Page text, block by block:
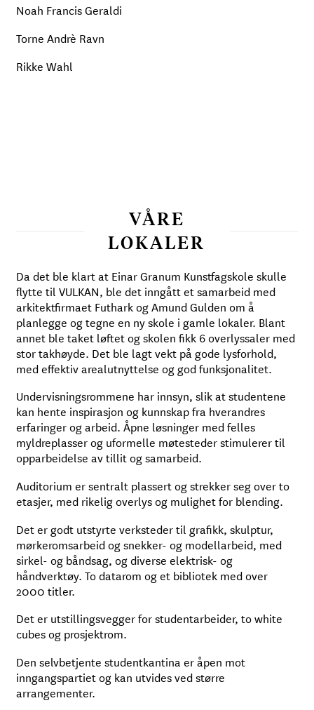
Noah Francis Geraldi
Torne Andrè Ravn
Rikke Wahl
VÅRE
LOKALER
Da det ble klart at Einar Granum Kunstfagskole skulle
flytte til VULKAN, ble det inngått et samarbeid med
arkitektfirmaet Futhark og Amund Gulden om å
planlegge og tegne en ny skole i gamle lokaler. Blant
annet ble taket løftet og skolen fikk 6 overlyssaler med
stor takhøyde. Det ble lagt vekt på gode lysforhold,
med effektiv arealutnyttelse og god funksjonalitet.
Undervisningsrommene har innsyn, slik at studentene
kan hente inspirasjon og kunnskap fra hverandres
erfaringer og arbeid. Åpne løsninger med felles
myldreplasser og uformelle møtesteder stimulerer til
opparbeidelse av tillit og samarbeid.
Auditorium er sentralt plassert og strekker seg over to
etasjer, med rikelig overlys og mulighet for blending.
Det er godt utstyrte verksteder til grafikk, skulptur,
mørkeromsarbeid og snekker- og modellarbeid, med
sirkel- og båndsag, og diverse elektrisk- og
håndverktøy. To datarom og et bibliotek med over
2000 titler.
Det er utstillingsvegger for studentarbeider, to white
cubes og prosjektrom.
Den selvbetjente studentkantina er åpen mot
inngangspartiet og kan utvides ved større
arrangementer.